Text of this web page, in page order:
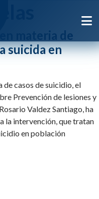
materia de
suicida en
casos de suicidio, el
Prevención de lesiones y
Valdez Santiago, ha
la intervención, que tratan
en población